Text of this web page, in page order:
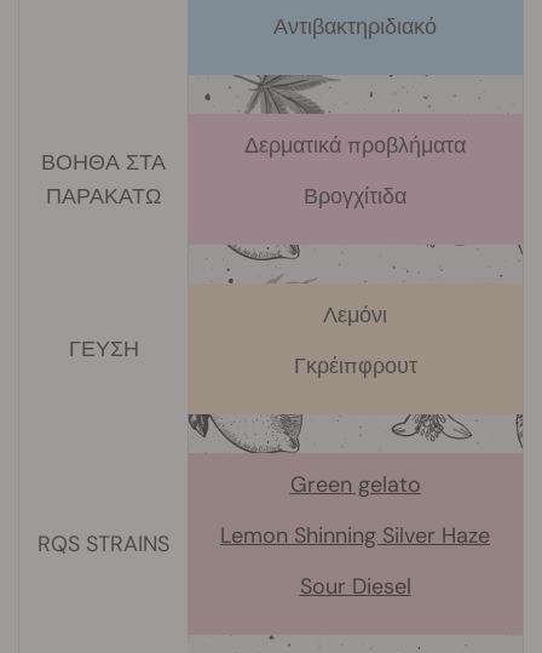
Αντιβακτηριδιακό
ΒΟΗΘΑ ΣΤΑ
ΠΑΡΑΚΑΤΩ
Δερματικά προβλήματα
Βρογχίτιδα
ΓΕΥΣΗ
Λεμόνι
Γκρέιπφρουτ
RQS STRAINS
Green gelato
Lemon Shinning Silver Haze
Sour Diesel